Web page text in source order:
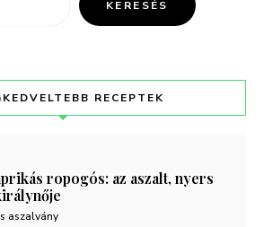
KERESÉS
RECEPTEK
ropogós: az aszalt, nyers
aszalvány